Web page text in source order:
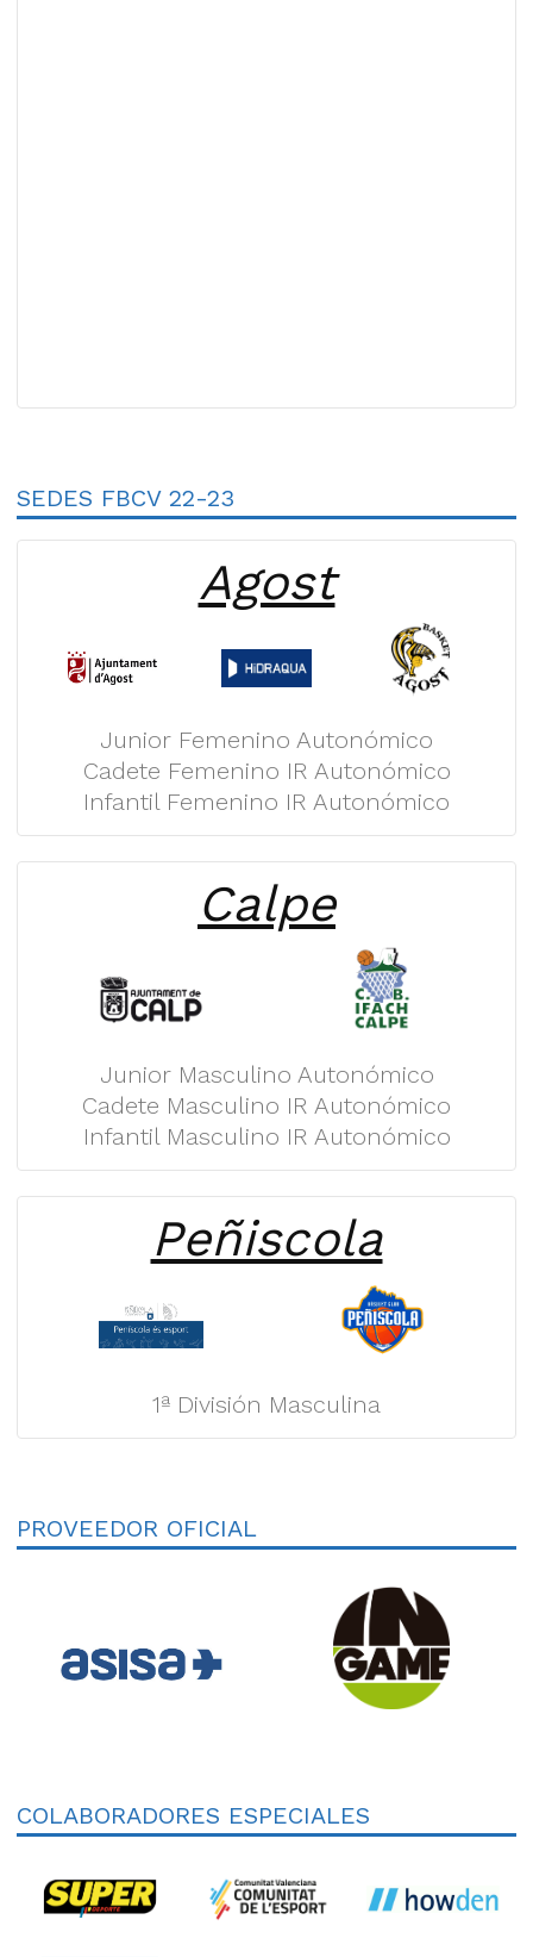
SEDES FBCV 22-23
Agost
Junior Femenino Autonómico
Cadete Femenino IR Autonómico
Infantil Femenino IR Autonómico
Calpe
Junior Masculino Autonómico
Cadete Masculino IR Autonómico
Infantil Masculino IR Autonómico
Peñiscola
1ª División Masculina
PROVEEDOR OFICIAL
COLABORADORES ESPECIALES